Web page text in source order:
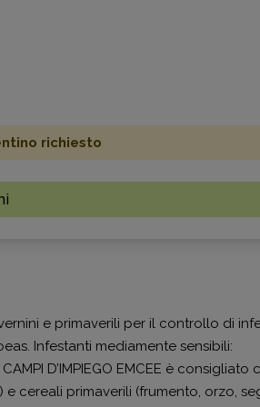
richiesto
e primaverili per il controllo di
Infestanti mediamente sensibili:
D’IMPIEGO EMCEE è consigliato
cereali primaverili (frumento, orzo,